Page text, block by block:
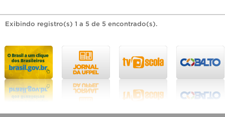
Exibindo registro(s) 1 a 5 de 5 encontrado(s).